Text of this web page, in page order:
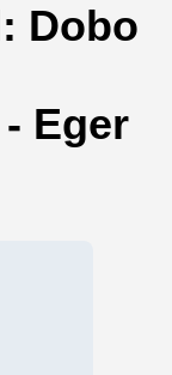
Dobo
Eger